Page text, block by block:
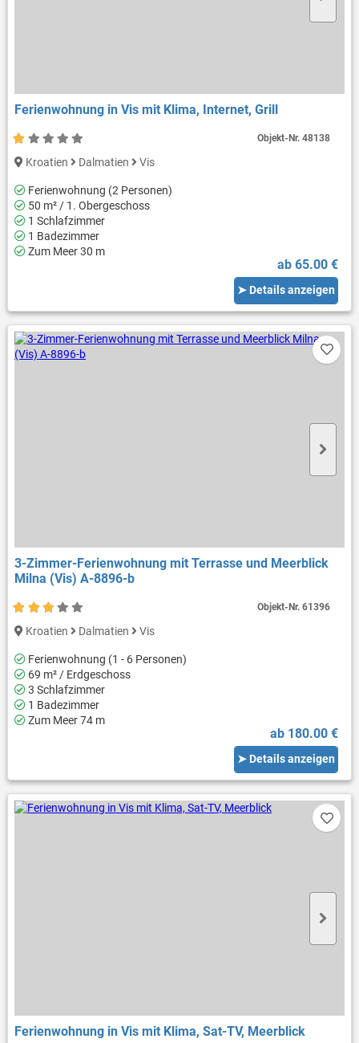
Ferienwohnung in Vis mit Klima, Internet, Grill
Kroatien Dalmatien Vis
Ferienwohnung (2 Personen)
50 m² / 1. Obergeschoss
1 Schlafzimmer
1 Badezimmer
Zum Meer 30 m
ab 65.00 €
➤ Details anzeigen
Objekt-Nr.48138
3-Zimmer-Ferienwohnung mit Terrasse und Meerblick
Milna (Vis) A-8896-b
Kroatien Dalmatien Vis
Ferienwohnung (1 - 6 Personen)
69 m² / Erdgeschoss
3 Schlafzimmer
1 Badezimmer
Zum Meer 74 m
ab 180.00 €
➤ Details anzeigen
Objekt-Nr.61396
Ferienwohnung in Vis mit Klima, Sat-TV, Meerblick